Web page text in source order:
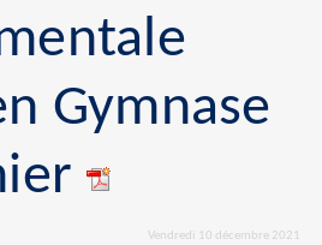
Gymnase
Vendredi 10 décembre 2021